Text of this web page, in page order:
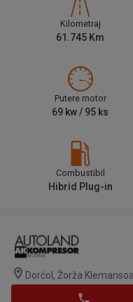
Kilometraj
61.745 Km
Putere motor
69 kw / 95 ks
Combustibil
Hibrid Plug-in
Dorćol, Žorža